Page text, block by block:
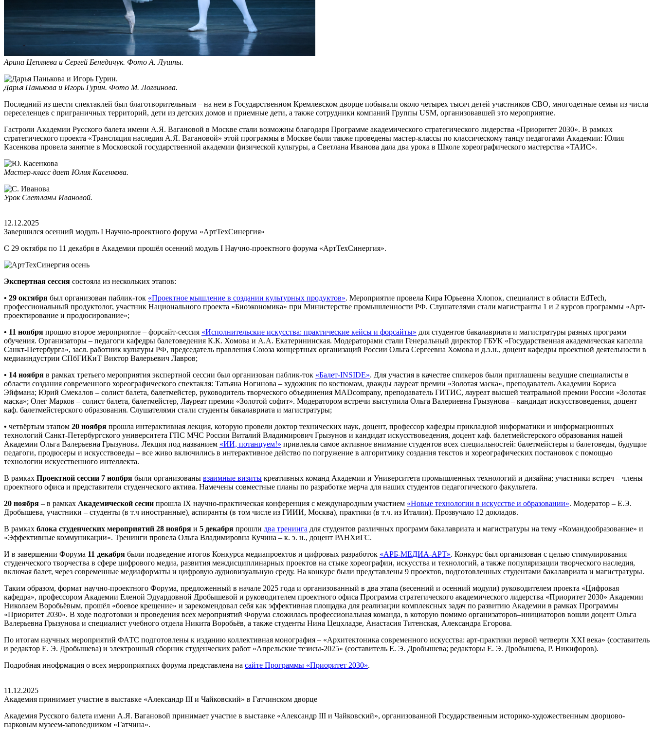
Арина Цепляева и Сергей Бенедичук. Фото А. Лушпы.
Дарья Панькова и Игорь Гурин. Фото М. Логвинова.
Последний из шести спектаклей был благотворительным – на нем в Государственном Кремлевском дворце побывали около четырех тысяч детей участников СВО, многодетные семьи из числа
переселенцев с приграничных территорий, дети из детских домов и приемные дети, а также сотрудники компаний Группы USM, организовавшей это мероприятие.
Гастроли Академии Русского балета имени А.Я. Вагановой в Москве стали возможны благодаря Программе академического стратегического лидерства «Приоритет 2030». В рамках
стратегического проекта «Трансляция наследия А.Я. Вагановой» этой программы в Москве были также проведены мастер-классы по классическому танцу педагогами Академии: Юлия
Касенкова провела занятие в Московской государственной академии физической культуры, а Светлана Иванова дала два урока в Школе хореографического мастерства «ТАИС».
Мастер-класс дает Юлия Касенкова.
Урок Светланы Ивановой.
12.12.2025
Завершился осенний модуль I Научно-проектного форума «АртТехСинергия»
С 29 октября по 11 декабря в Академии прошёл осенний модуль I Научно-проектного форума «АртТехСинергия».
Экспертная сессия состояла из нескольких этапов:
• 29 октября был организован паблик-ток «Проектное мышление в создании культурных продуктов». Мероприятие провела Кира Юрьевна Хлопок, специалист в области EdTech,
профессиональный продуктолог, участник Национального проекта «Биоэкономика» при Министерстве промышленности РФ. Слушателями стали магистранты 1 и 2 курсов программы «Арт-
проектирование и продюсирование»;
• 11 ноября прошло второе мероприятие – форсайт-сессия «Исполнительские искусства: практические кейсы и форсайты» для студентов бакалавриата и магистратуры разных программ
обучения. Организаторы – педагоги кафедры балетоведения К.К. Хомова и А.А. Екатерининская. Модераторами стали Генеральный директор ГБУК «Государственная академическая капелла
Санкт-Петербурга», засл. работник культуры РФ, председатель правления Союза концертных организаций России Ольга Сергеевна Хомова и д.э.н., доцент кафедры проектной деятельности в
медиаиндустрии СПбГИКиТ Виктор Валерьевич Лавров;
• 14 ноября в рамках третьего мероприятия экспертной сессии был организован паблик-ток «Балет-INSIDE». Для участия в качестве спикеров были приглашены ведущие специалисты в
области создания современного хореографического спектакля: Татьяна Ногинова – художник по костюмам, дважды лауреат премии «Золотая маска», преподаватель Академии Бориса
Эйфмана; Юрий Смекалов – солист балета, балетмейстер, руководитель творческого объединения MADcompany, преподаватель ГИТИС, лауреат высшей театральной премии России «Золотая
маска»; Олег Марков – солист балета, балетмейстер, Лауреат премии «Золотой софит». Модератором встречи выступила Ольга Валериевна Грызунова – кандидат искусствоведения, доцент
каф. балетмейстерского образования. Слушателями стали студенты бакалавриата и магистратуры;
• четвёртым этапом 20 ноября прошла интерактивная лекция, которую провели доктор технических наук, доцент, профессор кафедры прикладной информатики и информационных
технологий Санкт-Петербургского университета ГПС МЧС России Виталий Владимирович Грызунов и кандидат искусствоведения, доцент каф. балетмейстерского образования нашей
Академии Ольга Валерьевна Грызунова. Лекция под названием «ИИ, потанцуем!» привлекла самое активное внимание студентов всех специальностей: балетмейстеры и балетоведы, будущие
педагоги, продюсеры и искусствоведы – все живо включились в интерактивное действо по погружение в алгоритмику создания текстов и хореографических постановок с помощью
технологии искусственного интеллекта.
В рамках Проектной сессии 7 ноября были организованы взаимные визиты креативных команд Академии и Университета промышленных технологий и дизайна; участники встреч – члены
проектного офиса и представители студенческого актива. Намечены совместные планы по разработке мерча для наших студентов педагогического факультета.
20 ноября – в рамках Академической сесии прошла IХ научно-практическая конференция с международным участием «Новые технологии в искусстве и образовании». Модератор – Е.Э.
Дробышева, участники – студенты (в т.ч иностранные), аспиранты (в том числе из ГИИИ, Москва), практики (в т.ч. из Италии). Прозвучало 12 докладов.
В рамках блока студенческих мероприятий 28 ноября и 5 декабря прошли два тренинга для студентов различных программ бакалавриата и магистратуры на тему «Командообразование» и
«Эффективные коммуникации». Тренинги провела Ольга Владимировна Кучина – к. э. н., доцент РАНХиГС.
И в завершении Форума 11 декабря были подведение итогов Конкурса медиапроектов и цифровых разработок «АРБ-МЕДИА-АРТ». Конкурс был организован с целью стимулирования
студенческого творчества в сфере цифрового медиа, развития междисциплинарных проектов на стыке хореографии, искусства и технологий, а также популяризации творческого наследия,
включая балет, через современные медиаформаты и цифровую аудиовизуальную среду. На конкурс были представлены 9 проектов, подготовленных студентами бакалавриата и магистратуры.
Таким образом, формат научно-проектного Форума, предложенный в начале 2025 года и организованный в два этапа (весенний и осенний модули) руководителем проекта «Цифровая
кафедра», профессором Академии Еленой Эдуардовной Дробышевой и руководителем проектного офиса Программа стратегического академического лидерства «Приоритет 2030» Академии
Николаем Воробьёвым, прошёл «боевое крещение» и зарекомендовал себя как эффективная площадка для реализации комплексных задач по развитию Академии в рамках Программы
«Приоритет 2030». В ходе подготовки и проведения всех мероприятий Форума сложилась профессиональная команда, в которую помимо организаторов–инициаторов вошли доцент Ольга
Валерьевна Грызунова и специалист учебного отдела Никита Воробьёв, а также студенты Нина Цецхладзе, Анастасия Титенская, Александра Егорова.
По итогам научных мероприятий ФАТС подготовлены к изданию коллективная монография – «Архитектоника современного искусства: арт-практики первой четверти XXI века» (составитель
и редактор Е. Э. Дробышева) и электронный сборник студенческих работ «Апрельские тезисы-2025» (составитель Е. Э. Дробышева; редакторы Е. Э. Дробышева, Р. Никифоров).
Подробная инофрмация о всех мерроприятиях форума представлена на сайте Программы «Приоритет 2030».
11.12.2025
Академия принимает участие в выставке «Александр III и Чайковский» в Гатчинском дворце
Академия Русского балета имени А.Я. Вагановой принимает участие в выставке «Александр III и Чайковский», организованной Государственным историко-художественным дворцово-
парковым музеем-заповедником «Гатчина».